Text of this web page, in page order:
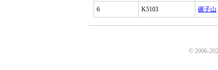
6 K5103 碾子山
© 2006-